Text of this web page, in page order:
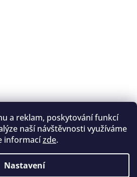
a reklam, poskytování funkcí
naší návštěvnosti využíváme
informacízde.
Nastavení
I. Královský lukostřelecký klub
lukostřelecký svaz